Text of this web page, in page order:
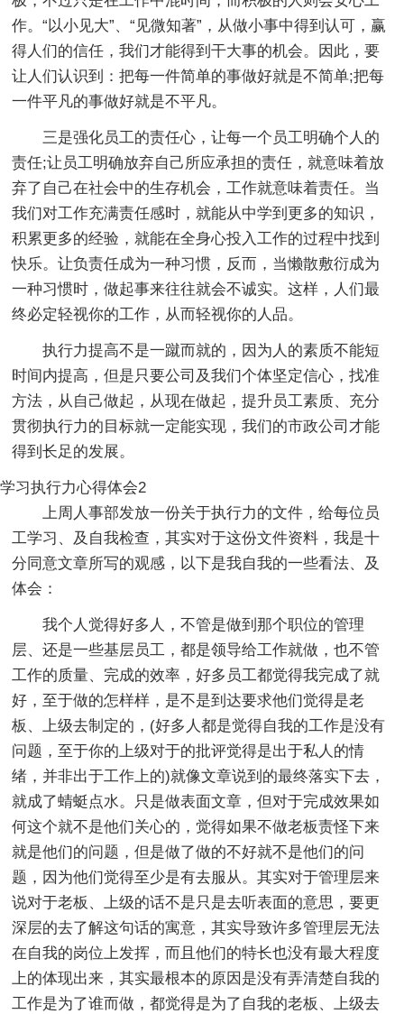
作。“以小见大”、“见微知著”，从做小事中得到认可，赢
得人们的信任，我们才能得到干大事的机会。因此，要
让人们认识到：把每一件简单的事做好就是不简单;把每
一件平凡的事做好就是不平凡。
三是强化员工的责任心，让每一个员工明确个人的
责任;让员工明确放弃自己所应承担的责任，就意味着放
弃了自己在社会中的生存机会，工作就意味着责任。当
我们对工作充满责任感时，就能从中学到更多的知识，
积累更多的经验，就能在全身心投入工作的过程中找到
快乐。让负责任成为一种习惯，反而，当懒散敷衍成为
一种习惯时，做起事来往往就会不诚实。这样，人们最
终必定轻视你的工作，从而轻视你的人品。
执行力提高不是一蹴而就的，因为人的素质不能短
时间内提高，但是只要公司及我们个体坚定信心，找准
方法，从自己做起，从现在做起，提升员工素质、充分
贯彻执行力的目标就一定能实现，我们的市政公司才能
得到长足的发展。
学习执行力心得体会2
上周人事部发放一份关于执行力的文件，给每位员
工学习、及自我检查，其实对于这份文件资料，我是十
分同意文章所写的观感，以下是我自我的一些看法、及
体会：
我个人觉得好多人，不管是做到那个职位的管理
层、还是一些基层员工，都是领导给工作就做，也不管
工作的质量、完成的效率，好多员工都觉得我完成了就
好，至于做的怎样样，是不是到达要求他们觉得是老
板、上级去制定的，(好多人都是觉得自我的工作是没有
问题，至于你的上级对于的批评觉得是出于私人的情
绪，并非出于工作上的)就像文章说到的最终落实下去，
就成了蜻蜓点水。只是做表面文章，但对于完成效果如
何这个就不是他们关心的，觉得如果不做老板责怪下来
就是他们的问题，但是做了做的不好就不是他们的问
题，因为他们觉得至少是有去服从。其实对于管理层来
说对于老板、上级的话不是只是去听表面的意思，要更
深层的去了解这句话的寓意，其实导致许多管理层无法
在自我的岗位上发挥，而且他们的特长也没有最大程度
上的体现出来，其实最根本的原因是没有弄清楚自我的
工作是为了谁而做，都觉得是为了自我的老板、上级去